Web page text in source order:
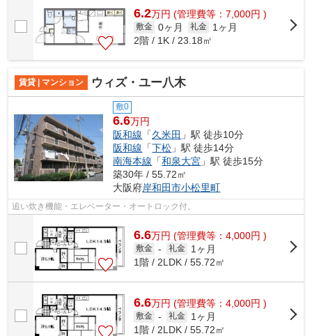
6.2万円 (管理費等：7,000円 )
敷金 0ヶ月 礼金
1ヶ月
2階 / 1K / 23.18㎡
賃貸 | マンション ウィズ・ユー八木
敷0
6.6万円
阪和線 「久米田 」駅 徒歩10分
阪和線 「下松 」駅 徒歩14分
南海本線 「和泉大宮 」駅 徒歩15分
築30年 / 55.72㎡
大阪府岸和田市小松里町
追い炊き機能・エレベーター・オートロック付。
6.6万円 (管理費等：4,000円 )
敷金 - 礼金
1ヶ月
1階 / 2LDK / 55.72㎡
6.6万円 (管理費等：4,000円 )
敷金 - 礼金
1ヶ月
1階 / 2LDK / 55.72㎡